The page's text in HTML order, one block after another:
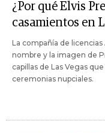
¿Por qué Elvis
casamientos en
La compañía de
nombre y la imagen de
capillas de Las Vegas
ceremonias nupciales.